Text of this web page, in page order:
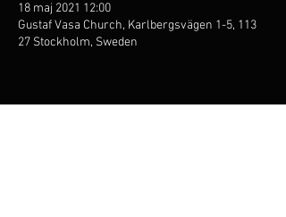
18 maj 2021 12:00
Gustaf Vasa Church, Karlbergsvägen 1-5, 113
27 Stockholm, Sweden